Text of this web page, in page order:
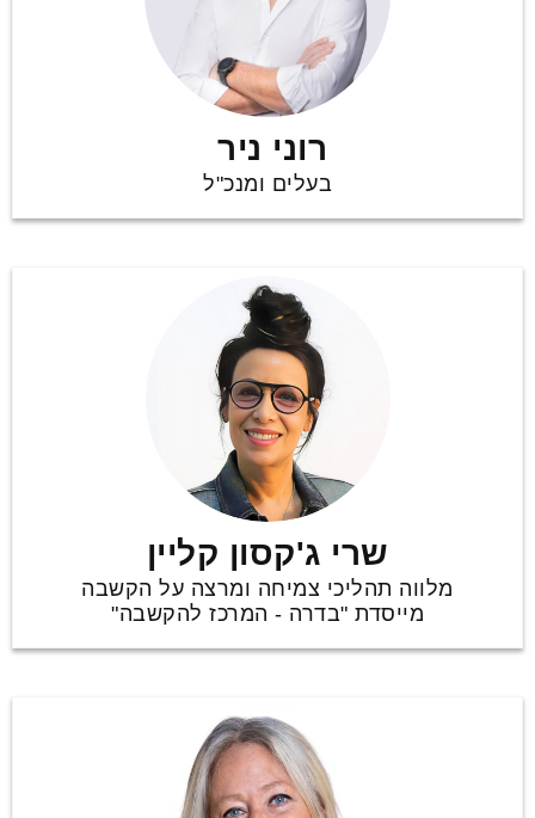
רוני ניר
בעלים ומנכ"ל
שרי ג'קסון קליין
מלווה תהליכי צמיחה ומרצה על הקשבה
מייסדת "בדרה - המרכז להקשבה"